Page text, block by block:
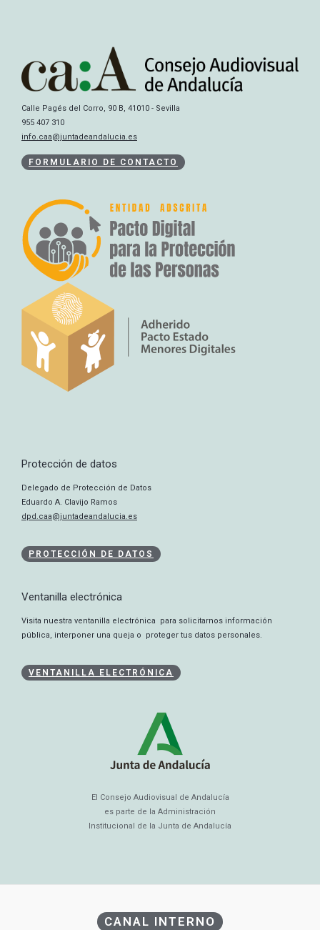
Calle Pagés del Corro, 90 B, 41010 - Sevilla
955 407 310
info.caa@juntadeandalucia.es
FORMULARIO DE CONTACTO
Protección de datos
Delegado de Protección de Datos
Eduardo A. Clavijo Ramos
dpd.caa@juntadeandalucia.es
PROTECCIÓN DE DATOS
Ventanilla electrónica
Visita nuestra ventanilla electrónica para solicitarnos información
pública, interponer una queja o proteger tus datos personales.
VENTANILLA ELECTRÓNICA
El Consejo Audiovisual de Andalucía
es parte de la Administración
Institucional de la Junta de Andalucía
CANAL INTERNO